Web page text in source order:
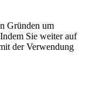
Gründen um
Sie weiter auf
der Verwendung